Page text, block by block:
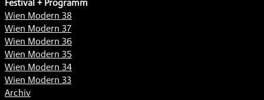
Wien Modern 38
Wien Modern 37
Wien Modern 36
Wien Modern 35
Wien Modern 34
Wien Modern 33
Archiv